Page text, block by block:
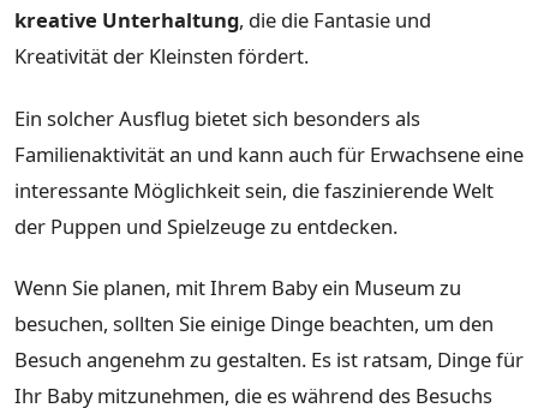
kreative Unterhaltung, die die Fantasie und
Kreativität der Kleinsten fördert.
Ein solcher Ausflug bietet sich besonders als
Familienaktivität an und kann auch für Erwachsene eine
interessante Möglichkeit sein, die faszinierende Welt
der Puppen und Spielzeuge zu entdecken.
Wenn Sie planen, mit Ihrem Baby ein Museum zu
besuchen, sollten Sie einige Dinge beachten, um den
Besuch angenehm zu gestalten. Es ist ratsam, Dinge für
Ihr Baby mitzunehmen, die es während des Besuchs